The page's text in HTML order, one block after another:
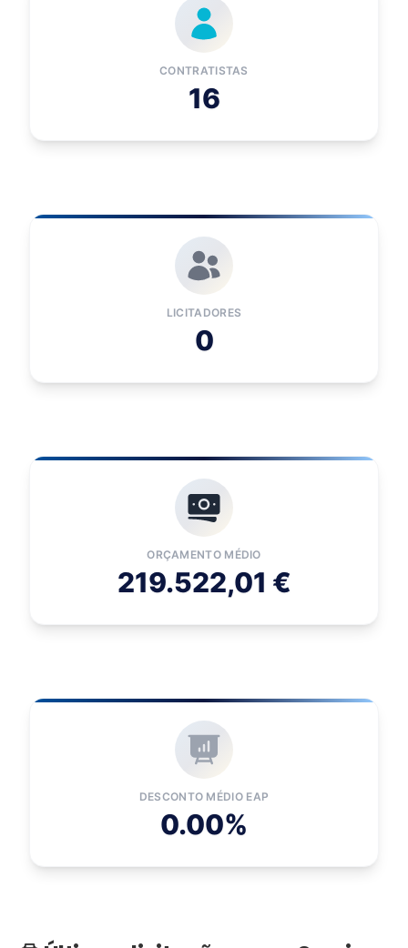
CONTRATISTAS
16
LICITADORES
0
ORÇAMENTO MÉDIO
219.522,01 €
DESCONTO MÉDIO EAP
0.00%